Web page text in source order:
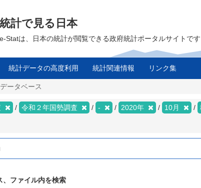
統計で見る日本
e-Statは、日本の統計が閲覧できる政府統計ポータルサイトです
統計データの高度利用 統計関連情報 リンク集
データベース
令和２年国勢調査 - 2020年 10月
、ファイル内を検索